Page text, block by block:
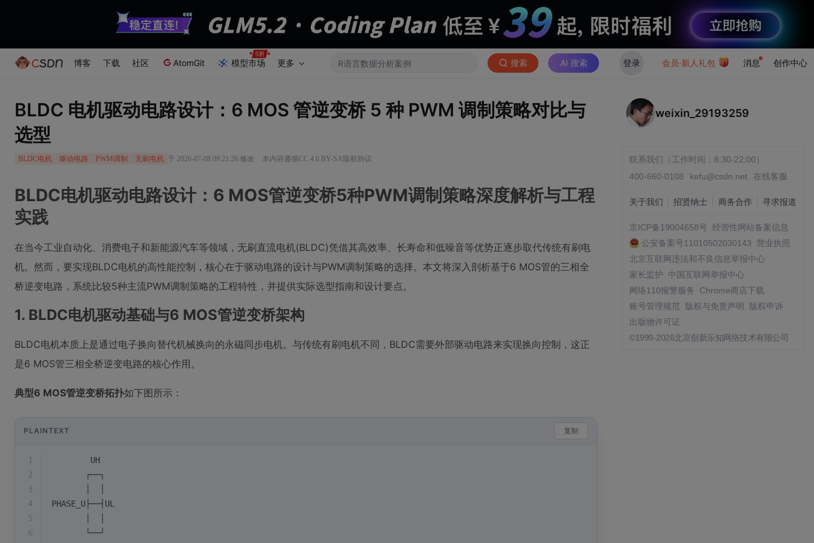
博客 下载 社区 AtomGit 模型市场 更多 搜索 AI 搜索 登录 会员·新人礼包 消息 创作中心
BLDC 电机驱动电路设计：6 MOS 管逆变桥 5 种 PWM 调制策略对比与
选型
BLDC电机 驱动电路 PWM调制 无刷电机 于 2026-07-08 09:21:26 修改 · 本内容遵循CC 4.0 BY-SA版权协议
BLDC电机驱动电路设计：6 MOS管逆变桥5种PWM调制策略深度解析与工程
实践
在当今工业自动化、消费电子和新能源汽车等领域，无刷直流电机(BLDC)凭借其高效率、长寿命和低噪音等优势正逐步取代传统有刷电
机。然而，要实现BLDC电机的高性能控制，核心在于驱动电路的设计与PWM调制策略的选择。本文将深入剖析基于6 MOS管的三相全
桥逆变电路，系统比较5种主流PWM调制策略的工程特性，并提供实际选型指南和设计要点。
1. BLDC电机驱动基础与6 MOS管逆变桥架构
BLDC电机本质上是通过电子换向替代机械换向的永磁同步电机。与传统有刷电机不同，BLDC需要外部驱动电路来实现换向控制，这正
是6 MOS管三相全桥逆变电路的核心作用。
典型6 MOS管逆变桥拓扑如下图所示：
PLAINTEXT 复制
1
        UH
2
       ┌──┐
3
4
PHASE_U├──┤UL
5
6
       └──┘
weixin_29193259
联系我们（工作时间：8:30-22:00）
400-660-0108
kefu@csdn.net 在线客服
关于我们 招贤纳士 商务合作 寻求报道
京ICP备19004658号 经营性网站备案信息
公安备案号11010502030143 营业执照
北京互联网违法和不良信息举报中心
家长监护
中国互联网举报中心
网络110报警服务
Chrome商店下载
账号管理规范
版权与免责声明
版权申诉
出版物许可证
©1999-2026北京创新乐知网络技术有限公司